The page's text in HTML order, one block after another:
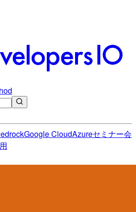
Google CloudAzureセミナー会